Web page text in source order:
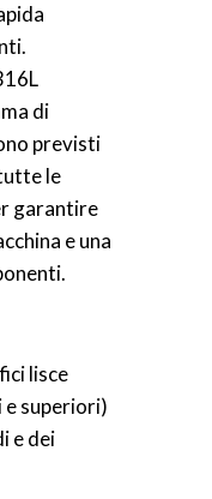
di
previsti
le
garantire
e una
lisce
superiori)
e dei